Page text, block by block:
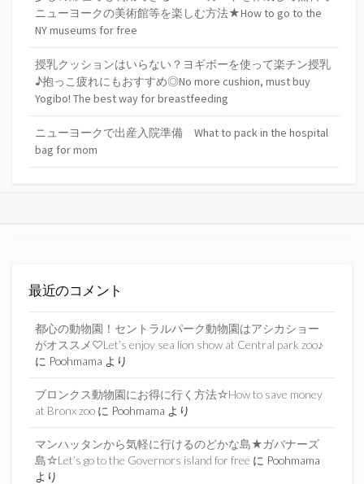
ニューヨークの美術館等を楽しむ方法★How to go to the
NY museums for free
授乳クッションはいらない？ヨギボーを使って楽チン授乳
♪抱っこ疲れにもおすすめ◎No more cushion, must buy
Yogibo! The best way for breastfeeding
ニューヨークで出産入院準備 What to pack in the hospital
bag for mom
最近のコメント
都心の動物園！セントラルパーク動物園はアシカショー
がオススメ♡Let’s enjoy sea lion show at Central park zoo♪
に Poohmama より
ブロンクス動物園にお得に行く方法☆How to save money
at Bronx zoo に Poohmama より
マンハッタンから気軽に行けるのどかな島★ガバナーズ
島☆Let’s go to the Governors island for free に Poohmama
より